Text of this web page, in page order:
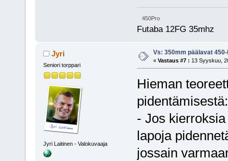
450Pro
Futaba 12FG 35mhz
Jyri
Seniori torppari
Jyri Laitinen - Valokuvaaja
Vs: 350mm päälavat
« Vastaus #7 : 13 Syyskuu,
Hieman
pidentämisestä:
- Jos
lapoja
jossain